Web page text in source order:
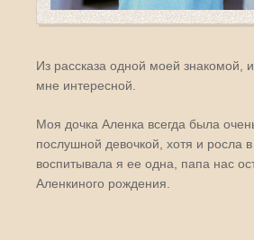
Из рассказа одной моей знакомой,
мне интересной.
Моя дочка Аленка всегда была
послушной девочкой, хотя и росла
воспитывала я ее одна, папа нас
Аленкиного рождения.